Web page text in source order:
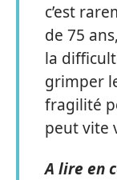
c’est
de 75
la
grimper
fragilité
peut vite
A lire en